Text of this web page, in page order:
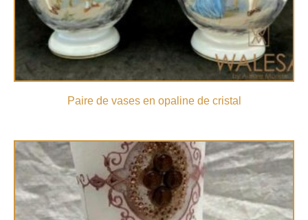
Paire de vases en opaline de cristal